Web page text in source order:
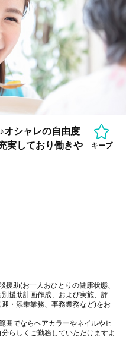
オシャレの自由度
実しており働きや
キープ
援助(お一人おひとりの健康状態、
援助計画作成、および実施、評
・添乗業務、事務業務など)をお
囲でならヘアカラーやネイルやヒ
らしくご勤務していただけますよ